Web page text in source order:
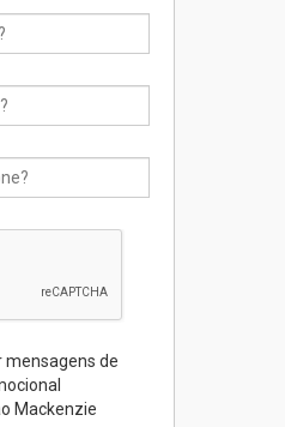
Mackenzie
edição da
desafios
em
os
segundo
2026
mensagens de
Mackenzie